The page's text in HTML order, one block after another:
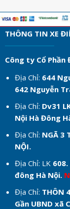
THÔNG TIN XE
Công ty Cổ
Địa Chỉ: 644
642 Nguyễn
Địa Chỉ: Dv31
Nội Hà Đông
Địa Chỉ: NGÃ 3
NỘI.
Địa Chỉ: LK
đông Hà Nội.
Địa Chỉ: THÔN
Gần UBND xã